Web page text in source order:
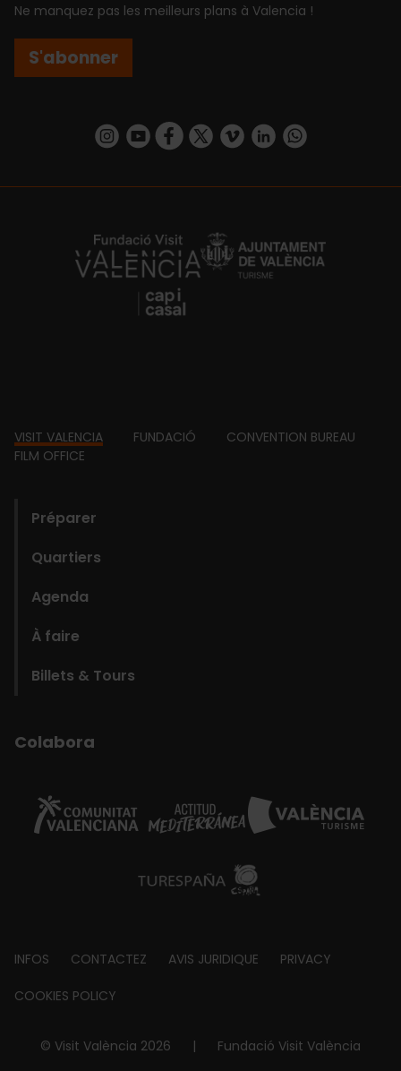
Ne manquez pas les meilleurs plans à Valencia !
S'abonner
https://www.instagram.com/visit_valencia/
https://www.youtube.com/user/
https://www.facebook.com/
https://twitter.com/
https://vimeo.com/
https://www.linkedin.com/company/turismo-valencia/https://api.whatsapp.com/send/
https://fundacion.visitvalencia.com/
Footer
VISIT VALENCIA FUNDACIÓ
CONVENTION BUREAU
FILM OFFICE
Préparer
Quartiers
Agenda
À faire
Billets & Tours
Colabora
Footer
about
INFOS CONTACTEZ AVIS JURIDIQUE PRIVACY
COOKIES POLICY
© Visit València 2026 | Fundació Visit València